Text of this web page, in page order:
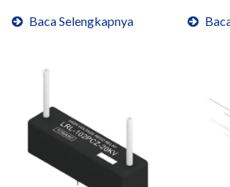
kami...Baca Selengkapnya